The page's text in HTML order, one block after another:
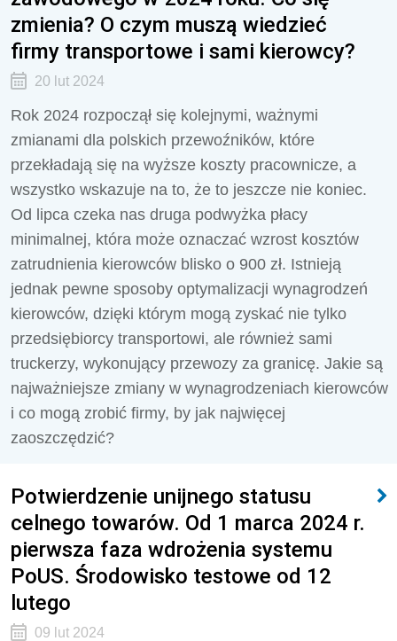
zmienia? O czym muszą wiedzieć
firmy transportowe i sami kierowcy?
20 lut 2024
Rok 2024 rozpoczął się kolejnymi, ważnymi
zmianami dla polskich przewoźników, które
przekładają się na wyższe koszty pracownicze, a
wszystko wskazuje na to, że to jeszcze nie koniec.
Od lipca czeka nas druga podwyżka płacy
minimalnej, która może oznaczać wzrost kosztów
zatrudnienia kierowców blisko o 900 zł. Istnieją
jednak pewne sposoby optymalizacji wynagrodzeń
kierowców, dzięki którym mogą zyskać nie tylko
przedsiębiorcy transportowi, ale również sami
truckerzy, wykonujący przewozy za granicę. Jakie są
najważniejsze zmiany w wynagrodzeniach kierowców
i co mogą zrobić firmy, by jak najwięcej
zaoszczędzić?
Potwierdzenie unijnego statusu
celnego towarów. Od 1 marca 2024 r.
pierwsza faza wdrożenia systemu
PoUS. Środowisko testowe od 12
lutego
09 lut 2024